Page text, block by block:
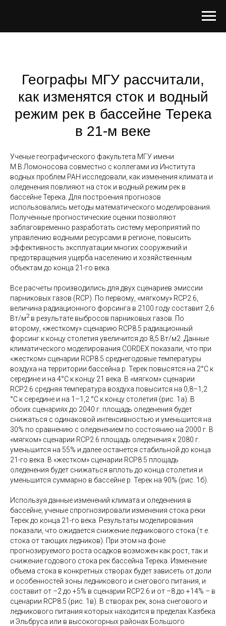
Географы МГУ рассчитали,
как изменятся сток и водный
режим рек в бассейне Терека
в 21-м веке
Ученые географического факультета МГУ имени
М.В.Ломоносова совместно с коллегами из Института
водных проблем РАН исследовали, как изменения климата и
оледенения повлияют на сток и водный режим рек в
бассейне Терека. Для построения прогнозов
использовались методы математического моделирования.
Полученные прогностические оценки позволяют
заблаговременно разработать систему мероприятий по
управлению водными ресурсами в регионе, повысить
эффективность эксплуатации многих сооружений и
предотвращения ущерба населению и хозяйственным
объектам до конца 21-го века.
Все расчеты производились для двух сценариев эмиссии
парниковых газов (RCP). По первому, «мягкому» RCP2.6,
величина радиационного форсинга в 2100 году составит 2,6
Вт/м2в результате выбросов парниковых газов. По
второму, «жесткому» сценарию RCP8.5 радиационный
форсинг к концу столетия увеличится до 8,5 Вт/м2. Данные
климатического моделирования CORDEX показали, что при
«жестком» сценарии RCP8.5 среднегодовые температуры
воздуха на территории бассейна р. Терек повысятся на 2°C к
середине и на 4°C к концу 21 века. В «мягком» сценарии
RCP2.6 средняя температура воздуха повысится на 0,8–1,2
°C к середине и на 1–1,2 °C к концу столетия (рис. 1а). В
обоих сценариях до 2040 г. площадь оледенения будет
снижаться с одинаковой интенсивностью и уменьшится на
30% по сравнению с оледенением по состоянию на 2000 г. В
«мягком» сценарии RCP2.6 площадь оледенения к 2080 г.
уменьшится на 55% и далее останется стабильной до конца
21-го века. В «жестком» сценарии RCP8.5 площадь
оледенения будет снижаться вплоть до конца столетия и
уменьшится суммарно в бассейне р. Терек на 90% (рис. 1б).
Используя данные изменений климата и оледенения в
бассейне, ученые спрогнозировали изменения стока реки
Терек до конца 21-го века. Результаты моделирования
показали, что ожидается снижение ледникового стока (т.е.
стока от тающих ледников). При этом на фоне
прогнозируемого роста осадков возможен как рост, так и
снижение годового стока рек бассейна Терека. Изменение
объема стока в конкретных створах будет зависеть от доли
и особенностей зоны ледникового и снегового питания, и
составит от –2 до +5% в сценарии RCP2.6 и от –8 до +14% – в
сценарии RCP8.5 (рис. 1в). В створах рек, зона снегового и
ледникового питания которых находится в пределах Казбека
и Эльбруса или в высокогорных районах Большого